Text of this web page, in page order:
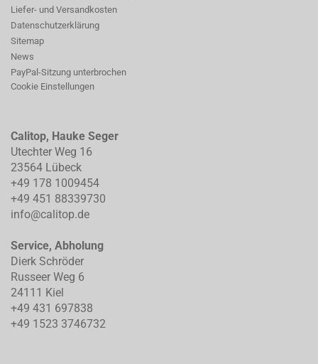
Liefer- und Versandkosten
Datenschutzerklärung
Sitemap
News
PayPal-Sitzung unterbrochen
Cookie Einstellungen
Calitop, Hauke Seger
Utechter Weg 16
23564 Lübeck
+49 178 1009454
+49 451 88339730
info@calitop.de
Service, Abholung
Dierk Schröder
Russeer Weg 6
24111 Kiel
+49 431 697838
+49 1523 3746732